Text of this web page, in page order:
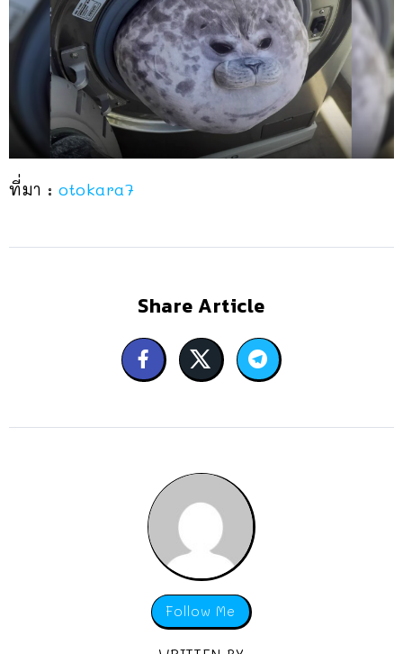
ที่มา : otokara7
Share Article
Follow Me